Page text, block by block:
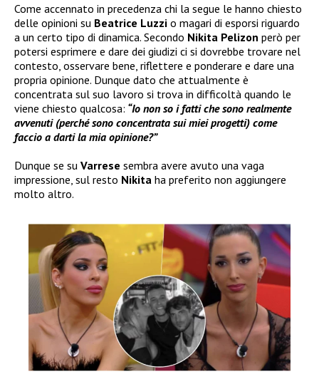
Come accennato in precedenza chi la segue le hanno chiesto
delle opinioni su Beatrice Luzzi o magari di esporsi riguardo
a un certo tipo di dinamica. Secondo Nikita Pelizon però per
potersi esprimere e dare dei giudizi ci si dovrebbe trovare nel
contesto, osservare bene, riflettere e ponderare e dare una
propria opinione. Dunque dato che attualmente è
concentrata sul suo lavoro si trova in difficoltà quando le
viene chiesto qualcosa: “Io non so i fatti che sono realmente
avvenuti (perché sono concentrata sui miei progetti) come
faccio a darti la mia opinione?”
Dunque se su Varrese sembra avere avuto una vaga
impressione, sul resto Nikita ha preferito non aggiungere
molto altro.